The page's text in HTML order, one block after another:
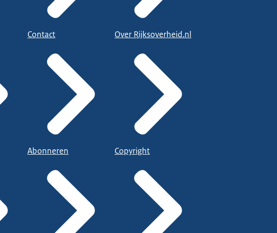
Contact
Abonneren
Over Rijksoverheid.nl
Copyright